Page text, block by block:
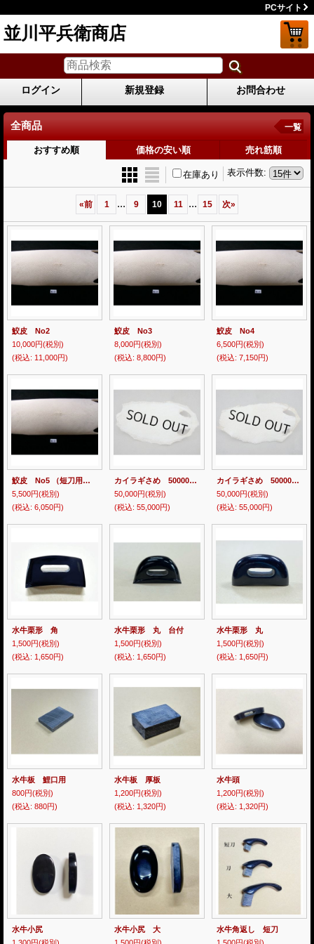
PCサイト
並川平兵衛商店
ログイン 新規登録 お問合わせ
全商品 一覧
おすすめ順 価格の安い順 売れ筋順
表示件数:
在庫あり
«前 1 ... 9 10 11 ... 15 次»
鮫皮 No2
10,000円(税別)
(税込: 11,000円)
鮫皮 No3
8,000円(税別)
(税込: 8,800円)
鮫皮 No4
6,500円(税別)
(税込: 7,150円)
鮫皮 No5 （短刀用 または 脇差用）
5,500円(税別)
(税込: 6,050円)
カイラギさめ 50000 Ａ
50,000円(税別)
(税込: 55,000円)
カイラギさめ 50000 Ｂ
50,000円(税別)
(税込: 55,000円)
水牛栗形 角
1,500円(税別)
(税込: 1,650円)
水牛栗形 丸 台付
1,500円(税別)
(税込: 1,650円)
水牛栗形 丸
1,500円(税別)
(税込: 1,650円)
水牛板 鯉口用
800円(税別)
(税込: 880円)
水牛板 厚板
1,200円(税別)
(税込: 1,320円)
水牛頭
1,200円(税別)
(税込: 1,320円)
水牛小尻
水牛小尻 大
水牛角返し 短刀